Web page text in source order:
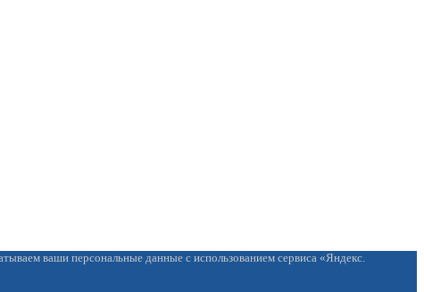
ваши персональные данные с использованием сервиса «Яндекс.